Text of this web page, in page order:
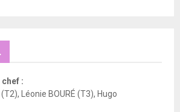
:
Léonie BOURÉ (T3), Hugo